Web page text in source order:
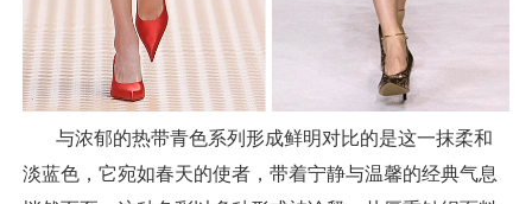
与浓郁的热带青色系列形成鲜明对比的是这一抹柔和
淡蓝色，它宛如春天的使者，带着宁静与温馨的经典气息